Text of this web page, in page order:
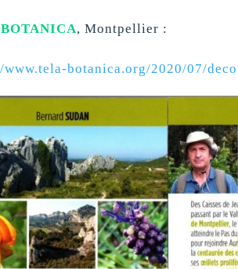
, Montpellier :
botanica.org/2020/07/